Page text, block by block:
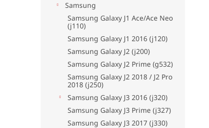
Samsung
Samsung Galaxy J1 Ace/Ace Neo
(j110)
Samsung Galaxy J1 2016 (j120)
Samsung Galaxy J2 (j200)
Samsung Galaxy J2 Prime (g532)
Samsung Galaxy J2 2018 / J2 Pro
2018 (j250)
Samsung Galaxy J3 2016 (j320)
Samsung Galaxy J3 Prime (j327)
Samsung Galaxy J3 2017 (j330)